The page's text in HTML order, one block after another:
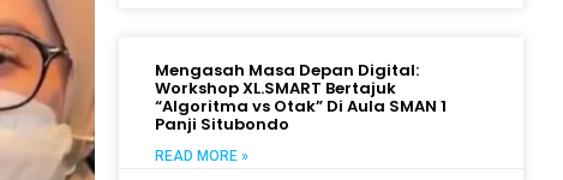
Mengasah Masa Depan Digital:
Workshop XL.SMART Bertajuk
“Algoritma vs Otak” Di Aula SMAN 1
Panji Situbondo
READ MORE »